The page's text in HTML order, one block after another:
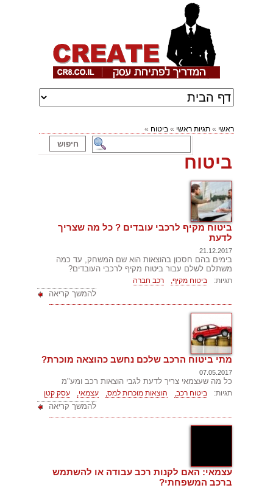
ראשי » תגיות ראשי » ביטוח »
ביטוח
ביטוח מקיף לרכבי עובדים ? כל מה שצריך
לדעת
21.12.2017
בימים בהם חסכון בהוצאות הוא שם המשחק, עד כמה
משתלם לשלם עבור ביטוח מקיף לרכבי העובדים?
תגיות: ביטוח מקיף, רכב חברה
להמשך קריאה
מתי ביטוח הרכב שלכם נחשב כהוצאה מוכרת?
07.05.2017
כל מה שעצמאי צריך לדעת לגבי הוצאות רכב ומע"מ
תגיות: ביטוח רכב, הוצאות מוכרות למס, עצמאי, עסק קטן
להמשך קריאה
עצמאי: האם לקנות רכב עבודה או להשתמש
ברכב המשפחתי?